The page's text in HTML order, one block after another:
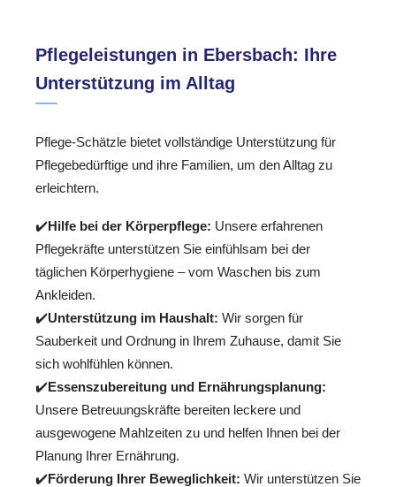
Pflegeleistungen in Ebersbach: Ihre
Unterstützung im Alltag
Pflege-Schätzle bietet vollständige Unterstützung für
Pflegebedürftige und ihre Familien, um den Alltag zu
erleichtern.
✔️Hilfe bei der Körperpflege: Unsere erfahrenen
Pflegekräfte unterstützen Sie einfühlsam bei der
täglichen Körperhygiene – vom Waschen bis zum
Ankleiden.
✔️Unterstützung im Haushalt: Wir sorgen für
Sauberkeit und Ordnung in Ihrem Zuhause, damit Sie
sich wohlfühlen können.
✔️Essenszubereitung und Ernährungsplanung:
Unsere Betreuungskräfte bereiten leckere und
ausgewogene Mahlzeiten zu und helfen Ihnen bei der
Planung Ihrer Ernährung.
✔️Förderung Ihrer Beweglichkeit: Wir unterstützen Sie